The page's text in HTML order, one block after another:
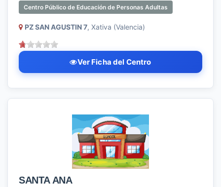
Centro Público de Educación de Personas Adultas
PZ SAN AGUSTIN 7, Xativa (Valencia)
Ver Ficha del Centro
SANTA ANA